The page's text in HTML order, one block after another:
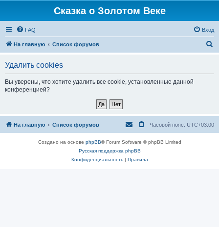
Сказка о Золотом Веке
FAQ Вход
На главную Список форумов
Удалить cookies
Вы уверены, что хотите удалить все cookie, установленные данной
конференцией?
На главную Список форумов Часовой пояс: UTC+03:00
Создано на основе phpBB® Forum Software © phpBB Limited
Русская поддержка phpBB
Конфиденциальность| Правила